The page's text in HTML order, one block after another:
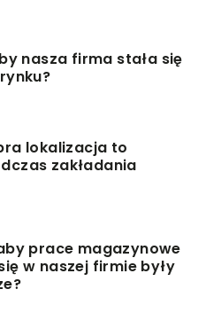
nasza firma stała się
lokalizacja to
zakładania
prace magazynowe
w naszej firmie były